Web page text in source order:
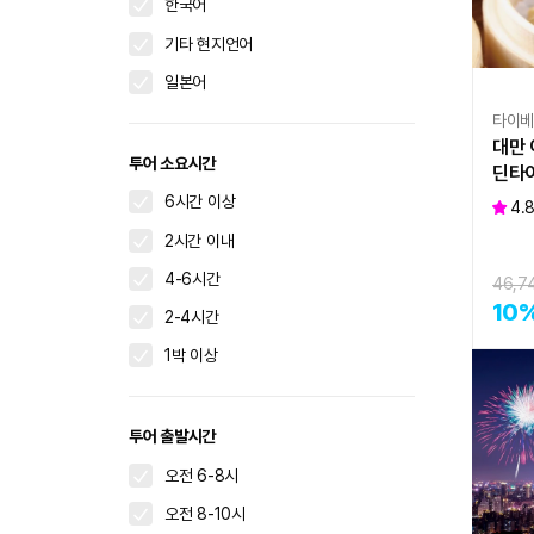
한국어
기타 현지언어
일본어
투어 소요시간
6시간 이상
2시간 이내
4-6시간
2-4시간
1박 이상
투어 출발시간
오전 6-8시
오전 8-10시
타이
대만
딘타
10